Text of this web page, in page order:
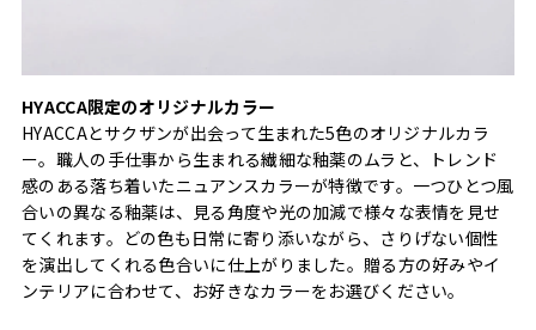
HYACCA限定のオリジナルカラー
HYACCAとサクザンが出会って生まれた5色のオリジナルカラ
ー。職人の手仕事から生まれる繊細な釉薬のムラと、トレンド
感のある落ち着いたニュアンスカラーが特徴です。一つひとつ風
合いの異なる釉薬は、見る角度や光の加減で様々な表情を見せ
てくれます。どの色も日常に寄り添いながら、さりげない個性
を演出してくれる色合いに仕上がりました。贈る方の好みやイ
ンテリアに合わせて、お好きなカラーをお選びください。